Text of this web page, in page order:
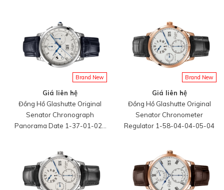
Brand New
Giá liên hệ
Đồng Hồ Glashutte Original
Senator Chronograph
Panorama Date 1-37-01-02-
Brand New
Giá liên hệ
Đồng Hồ Glashutte Original
Senator Chronometer
Regulator 1-58-04-04-05-04